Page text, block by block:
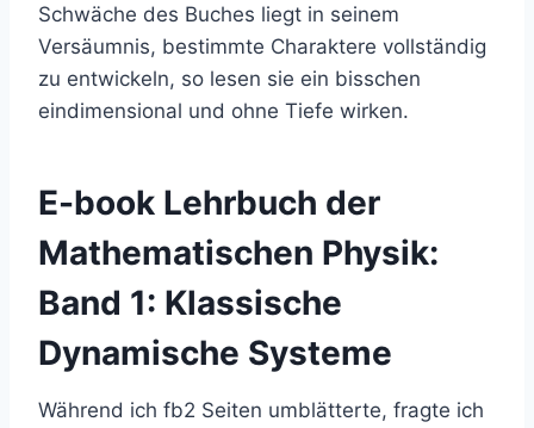
Schwäche des Buches liegt in seinem
Versäumnis, bestimmte Charaktere vollständig
zu entwickeln, so lesen sie ein bisschen
eindimensional und ohne Tiefe wirken.
E-book Lehrbuch der
Mathematischen Physik:
Band 1: Klassische
Dynamische Systeme
Während ich fb2 Seiten umblätterte, fragte ich